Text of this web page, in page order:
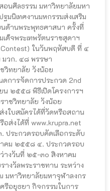
อนศีลธรรม มหาวิทยาลัยมหา
นิเทศงานมหกรรมส่งเสริม
ด้านพระพุทธศาสนา ครั้งที่
ด็จพระเทพรัตนราชสุดาฯ
ในวันพฤหัสบดี ที่ ๔
วก. ๔๘ พรรษา
วิทยาลัย วังน้อย
การจัดการประกวด 2nd
๒๕๕๘ พิธีเปิดโครงการฯ
าชวิทยาลัย วังน้อย
ใบสมัครได้ที่วัดหรือสถาน
ส่งได้ที่ www.krupra.net
ระกวดรอบคัดเลือกระดับ
คม ๒๕๕๘ ๔. ประกวดรอบ
างวันที่ ๒๕-๓๐ สิงหาคม
งวัลพระราชทาน ระหว่าง
หาวิทยาลัยมหาจุฬาลงกร
รีอยุธยา กิจกรรมในการ